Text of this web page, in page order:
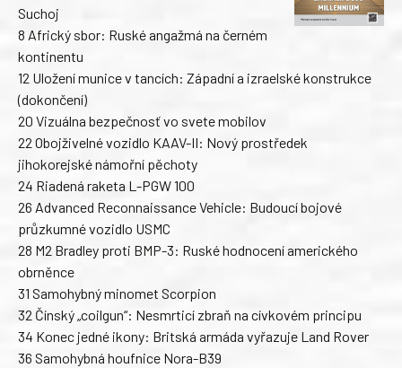
Suchoj
8 Africký sbor: Ruské angažmá na černém
kontinentu
12 Uložení munice v tancích: Západní a izraelské konstrukce
(dokončení)
20 Vizuálna bezpečnosť vo svete mobilov
22 Obojživelné vozidlo KAAV-II: Nový prostředek
jihokorejské námořní pěchoty
24 Riadená raketa L-PGW 100
26 Advanced Reconnaissance Vehicle: Budoucí bojové
průzkumné vozidlo USMC
28 M2 Bradley proti BMP-3: Ruské hodnocení amerického
obrněnce
31 Samohybný minomet Scorpion
32 Čínský „coilgun“: Nesmrticí zbraň na cívkovém principu
34 Konec jedné ikony: Britská armáda vyřazuje Land Rover
36 Samohybná houfnice Nora-B39